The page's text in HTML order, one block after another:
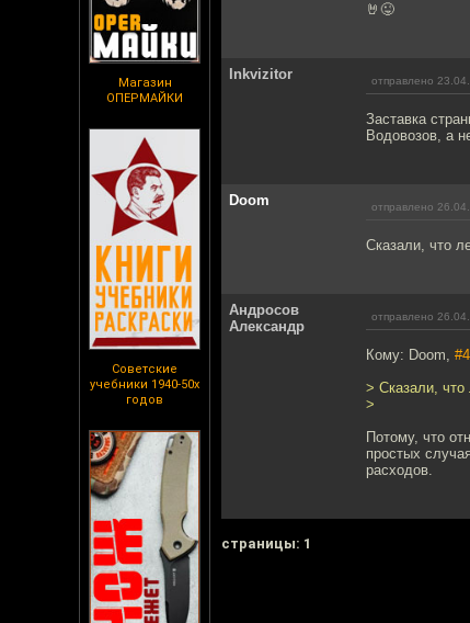
Магазин
ОПЕРМАЙКИ
Советские
учебники 1940-50х
годов
🤘😜
Inkvizitor отправлено
Заставка
Водовозов, а
Doom отправлено
Сказали, что
Андросов
Александр
отправлено
Кому: Doom, #4
> Сказали, что
>
Потому, что
простых
расходов.
cтраницы: 1